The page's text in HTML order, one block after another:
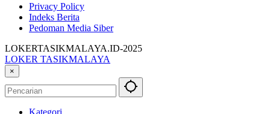
Privacy Policy
Indeks Berita
Pedoman Media Siber
LOKERTASIKMALAYA.ID-2025
LOKER TASIKMALAYA
Info
Lowongan
Kerja
×
Kategori